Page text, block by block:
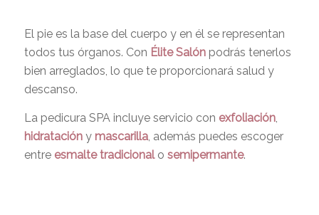
El pie es la base del cuerpo y en él se representan
todos tus órganos. Con Élite Salónpodrás tenerlos
bien arreglados, lo que te proporcionará salud y
descanso.
La pedicura SPA incluye servicio con exfoliación,
hidratacióny mascarilla, además puedes escoger
entre esmalte tradicionalo semipermante.